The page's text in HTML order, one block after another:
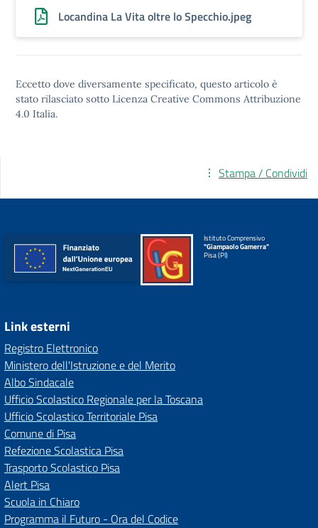
Locandina La Vita oltre lo Specchio.jpeg
Eccetto dove diversamente specificato, questo articolo è
stato rilasciato sotto Licenza Creative Commons Attribuzione
4.0 Italia.
Stampa / Condividi
Istituto Comprensivo
"Giampaolo Gamerra"
Pisa (PI)
Link esterni
Registro Elettronico
Ministero dell'Istruzione e del Merito
Albo Sindacale
Ufficio Scolastico Regionale per la Toscana
Ufficio Scolastico Territoriale Pisa
Comune di Pisa
Refezione Scolastica Pisa
Trasporto Scolastico Pisa
Alert Pisa
Scuola in Chiaro
Programma il Futuro - Ora del Codice